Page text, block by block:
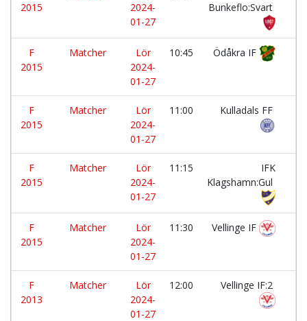
2015
2024-
01-27
Bunkeflo:Svart
F
2015
Matcher
Lör
2024-
01-27
10:45 Ödåkra IF
F
2015
Matcher
Lör
2024-
01-27
11:00 Kulladals FF
F
2015
Matcher
Lör
2024-
01-27
11:15
IFK
Klagshamn:Gul
F
2015
Matcher
Lör
2024-
01-27
11:30 Vellinge IF
F
2013
Matcher
Lör
2024-
01-27
12:00 Vellinge IF:2